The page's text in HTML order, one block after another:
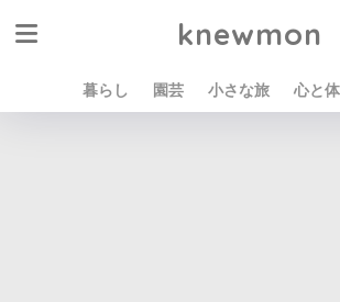
knewmon
暮らし 園芸 小さな旅 心と体